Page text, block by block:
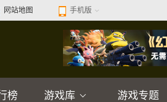
网站地图 手机版
榜 游戏库 游戏专题